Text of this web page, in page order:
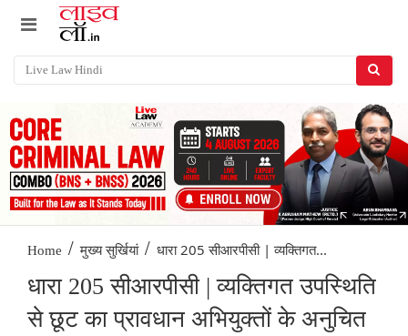
Home / मुख्य सुर्खियां / धारा 205 सीआरपीसी | व्यक्तिगत...
धारा 205 सीआरपीसी | व्यक्तिगत उपस्थिति
से छूट का प्रावधान अभियुक्तों के अनुचित